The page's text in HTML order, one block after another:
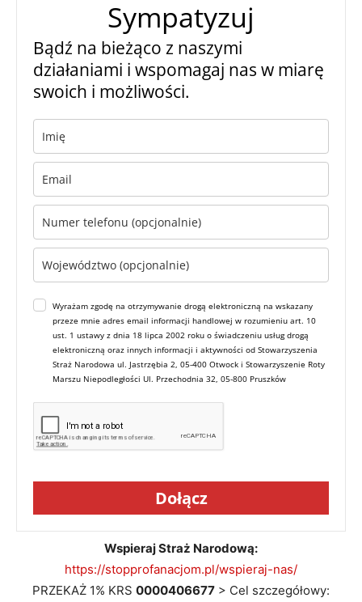
Sympatyzuj
Bądź na bieżąco z naszymi
działaniami i wspomagaj nas w miarę
swoich i możliwości.
Wyrażam zgodę na otrzymywanie drogą elektroniczną na wskazany
przeze mnie adres email informacji handlowej w rozumieniu art. 10
ust. 1 ustawy z dnia 18 lipca 2002 roku o świadczeniu usług drogą
elektroniczną oraz innych informacji i aktywności od Stowarzyszenia
Straż Narodowa ul. Jastrzębia 2, 05-400 Otwock i Stowarzyszenie Roty
Marszu Niepodległości Ul. Przechodnia 32, 05-800 Pruszków
Dołącz
Wspieraj Straż Narodową:
https://stopprofanacjom.pl/wspieraj-nas/
PRZEKAŻ 1% KRS 0000406677 > Cel szczegółowy: